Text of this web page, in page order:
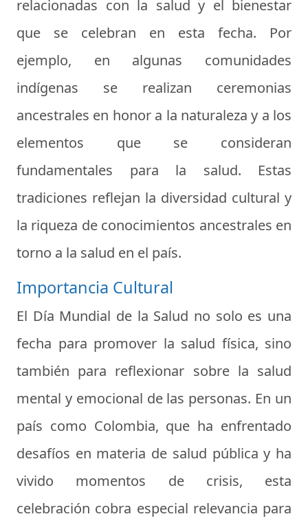
relacionadas con la salud y el bienestar
que se celebran en esta fecha. Por
ejemplo, en algunas comunidades
indígenas se realizan ceremonias
ancestrales en honor a la naturaleza y a los
elementos que se consideran
fundamentales para la salud. Estas
tradiciones reflejan la diversidad cultural y
la riqueza de conocimientos ancestrales en
torno a la salud en el país.
Importancia Cultural
El Día Mundial de la Salud no solo es una
fecha para promover la salud física, sino
también para reflexionar sobre la salud
mental y emocional de las personas. En un
país como Colombia, que ha enfrentado
desafíos en materia de salud pública y ha
vivido momentos de crisis, esta
celebración cobra especial relevancia para